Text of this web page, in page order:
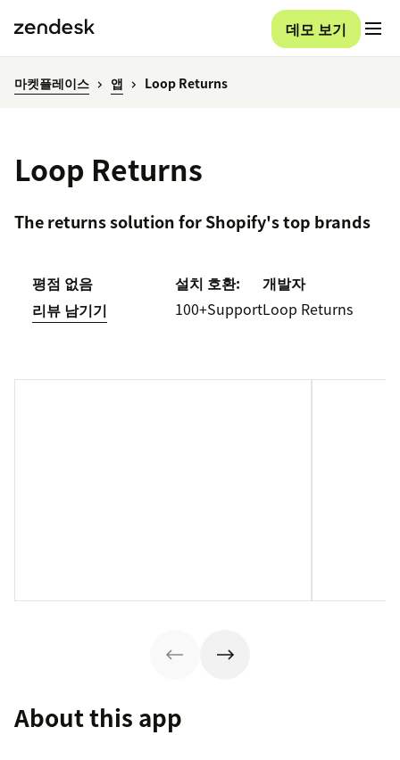
데모 보기
마켓플레이스 앱 Loop Returns
Loop Returns
The returns solution for Shopify's top brands
평점 없음
리뷰 남기기
설치
100+
호환:
Support
개발자
Loop Returns
About this app